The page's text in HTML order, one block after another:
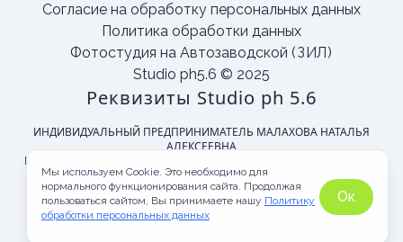
Мы используем Cookie. Это необходимо для
нормального функционирования сайта. Продолжая
пользоваться сайтом, Вы принимаете нашу Политику
обработки персональных данных
Ок
Фотостудия на Автозаводской (ЗИЛ)
Studio ph5.6 © 2025
Политика обработки данных
Согласие на обработку персональных данных
Реквизиты Studio ph 5.6
ИНДИВИДУАЛЬНЫЙ ПРЕДПРИНИМАТЕЛЬ МАЛАХОВА НАТАЛЬЯ
АЛЕКСЕЕВНА
Юридический адрес организации: 115280, РОССИЯ, Г МОСКВА, УЛ
АВТОЗАВОДСКАЯ, Д23Б, КОРП 2
ИНН: 781630484708
ОГРН/ОГРНИП: 323774600055931
Телефон:+7 (916)-578-14-03